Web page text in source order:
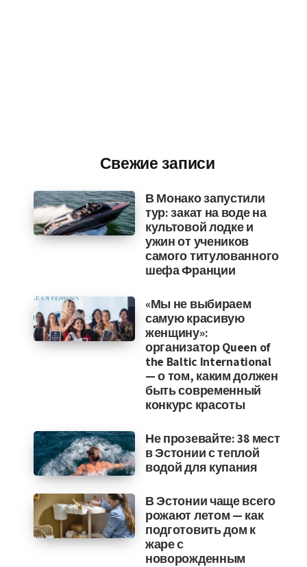
Свежие записи
В Монако запустили
тур: закат на воде на
культовой лодке и
ужин от учеников
самого титулованного
шефа Франции
«Мы не выбираем
самую красивую
женщину»:
организатор Queen of
the Baltic International
— о том, каким должен
быть современный
конкурс красоты
Не прозевайте: 38 мест
в Эстонии с теплой
водой для купания
В Эстонии чаще всего
рожают летом — как
подготовить дом к
жаре с
новорожденным